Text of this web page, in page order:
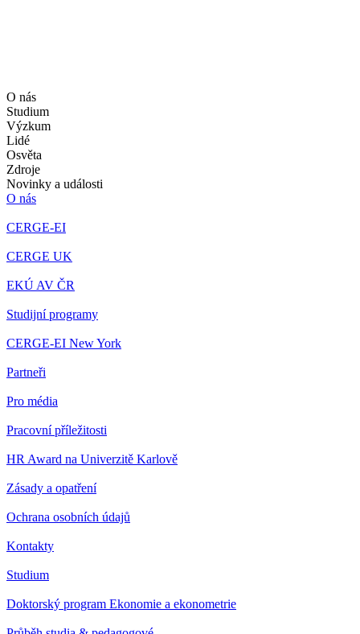
O nás
Studium
Výzkum
Lidé
Osvěta
Zdroje
Novinky a události
O nás
CERGE-EI
CERGE UK
EKÚ AV ČR
Studijní programy
CERGE-EI New York
Partneři
Pro média
Pracovní příležitosti
HR Award na Univerzitě Karlově
Zásady a opatření
Ochrana osobních údajů
Kontakty
Studium
Doktorský program Ekonomie a ekonometrie